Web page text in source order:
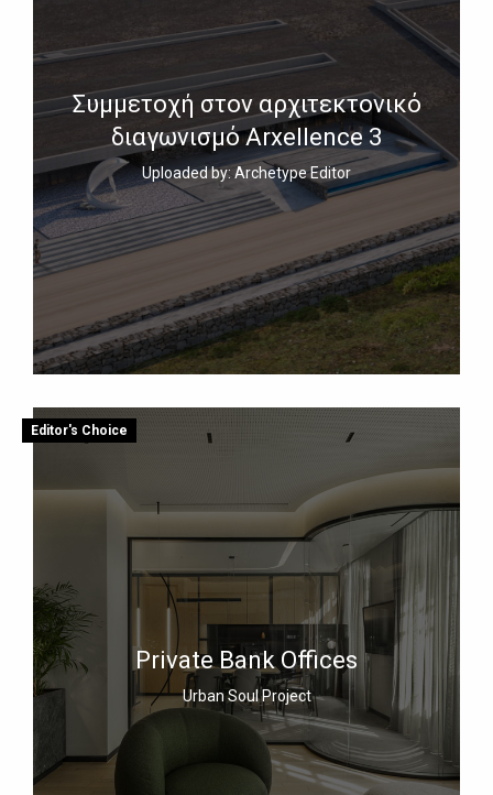
Συμμετοχή στον αρχιτεκτονικό
διαγωνισμό Arxellence 3
Uploaded by: Archetype Editor
Editor's Choice
Private Bank Offices
Urban Soul Project